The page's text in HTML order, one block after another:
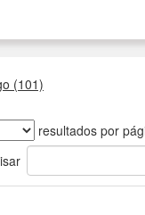
(101)
resultados por